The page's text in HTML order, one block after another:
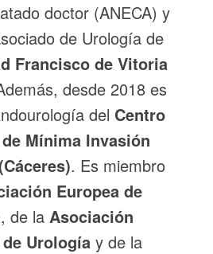
doctor (ANECA) y
de Urología de
Francisco de Vitoria
desde 2018 es
del Centro
Mínima Invasión
. Es miembro
Europea de
, de la Asociación
Urologíay de la